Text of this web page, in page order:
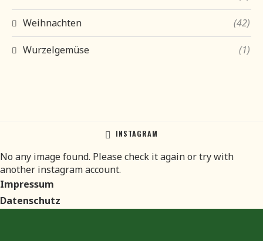
Weihnachten (42)
Wurzelgemüse (1)
INSTAGRAM
No any image found. Please check it again or try with
another instagram account.
Impressum
Datenschutz